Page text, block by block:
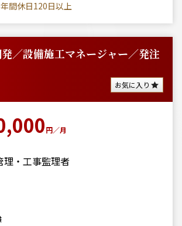
間休日120日以上
／設備施工マネージャー／発注
お気に入り
円／月
理・工事監理者